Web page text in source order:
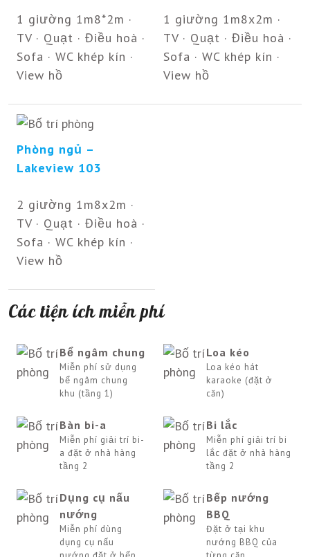
1 giường 1m8*2m ·
TV · Quạt · Điều hoà ·
Sofa · WC khép kín ·
View hồ
1 giường 1m8x2m ·
TV · Quạt · Điều hoà ·
Sofa · WC khép kín ·
View hồ
Phòng ngủ –
Lakeview 103
2 giường 1m8x2m ·
TV · Quạt · Điều hoà ·
Sofa · WC khép kín ·
View hồ
Các tiện ích miễn phí
Bể ngâm chung
Miễn phí sử dụng
bể ngâm chung
khu (tầng 1)
Loa kéo
Loa kéo hát
karaoke (đặt ở
căn)
Bàn bi-a
Miễn phí giải trí bi-
a đặt ở nhà hàng
tầng 2
Bi lắc
Miễn phí giải trí bi
lắc đặt ở nhà hàng
tầng 2
Dụng cụ nấu
nướng
Miễn phí dùng
dụng cụ nấu
Bếp nướng
BBQ
Đặt ở tại khu
nướng BBQ của